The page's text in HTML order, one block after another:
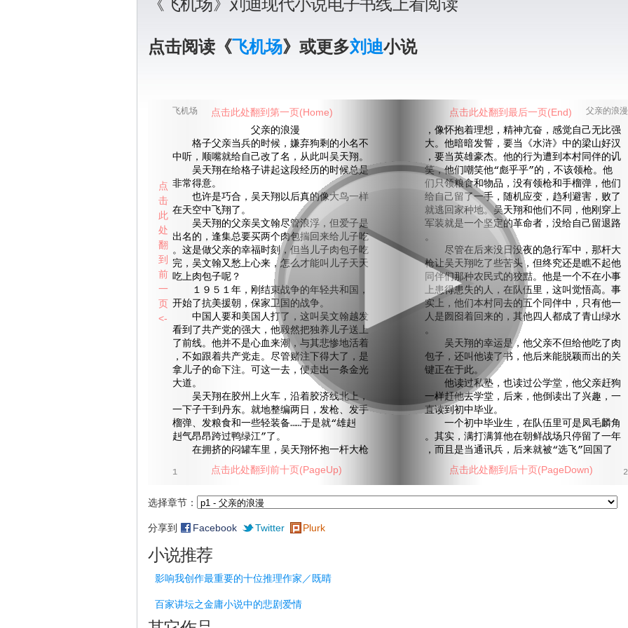
《飞机场》刘迪现代小说电子书线上看阅读
点击阅读《飞机场》或更多刘迪小说
飞机场 父亲的浪漫
父亲的浪漫
格子父亲当兵的时候，嫌弃狗剩的小名不
中听，顺嘴就给自己改了名，从此叫吴天翔。
吴天翔在给格子讲起这段经历的时候总是
非常得意。
也许是巧合，吴天翔以后真的像大鸟一样
在天空中飞翔了。
吴天翔的父亲吴文翰尽管浪浮，但爱子是
出名的，逢集总要买两个肉包揣回来给儿子吃
。这是做父亲的幸福时刻，但当儿子肉包子吃
完，吴文翰又愁上心来，怎么才能叫儿子天天
吃上肉包子呢？
１９５１年，刚结束战争的年轻共和国，
开始了抗美援朝，保家卫国的战争。
中国人要和美国人打了，这叫吴文翰越发
看到了共产党的强大，他毅然把独养儿子送上
了前线。他并不是心血来潮，与其悲惨地活着
，不如跟着共产党走。尽管赌注下得大了，是
拿儿子的命下注。可这一去，便走出一条金光
大道。
吴天翔在胶州上火车，沿着胶济线北上，
一下子干到丹东。就地整编两日，发枪、发手
榴弹、发粮食和一些轻装备……于是就“雄赳
赳气昂昂跨过鸭绿江”了。
在拥挤的闷罐车里，吴天翔怀抱一杆大枪
，像怀抱着理想，精神亢奋，感觉自己无比强
大。他暗暗发誓，要当《水浒》中的梁山好汉
，要当英雄豪杰。他的行为遭到本村同伴的讥
笑，他们嘲笑他“彪乎乎”的，不该领枪。他
们只领粮食和物品，没有领枪和手榴弹，他们
给自己留了一手，随机应变，趋利避害，败了
就逃回家种地。吴天翔和他们不同，他刚穿上
军装就是一个坚定的革命者，没给自己留退路
。
尽管在后来没日没夜的急行军中，那杆大
枪让吴天翔吃了些苦头，但终究还是瞧不起他
同伴们那种农民式的狡黠。他是一个不在小事
上患得患失的人，在队伍里，这叫觉悟高。事
实上，他们本村同去的五个同伴中，只有他一
人是囫囵着回来的，其他四人都成了青山绿水
。
吴天翔的幸运是，他父亲不但给他吃了肉
包子，还叫他读了书，他后来能脱颖而出的关
键正在于此。
他读过私塾，也读过公学堂，他父亲赶狗
一样赶他去学堂，后来，他倒读出了兴趣，一
直读到初中毕业。
一个初中毕业生，在队伍里可是凤毛麟角
。其实，满打满算他在朝鲜战场只停留了一年
，而且是当通讯兵，后来就被“选飞”回国了
1 2
选择章节：
分享到 Facebook Twitter Plurk
点击此处翻到第一页(Home) 点击此处翻到最后一页(End)
点击此处翻到前十页(PageUp) 点击此处翻到后十页(PageDown)
点
击
此
处
翻
到
前
一
页
<-
小说推荐
影响我创作最重要的十位推理作家／既晴
百家讲坛之金庸小说中的悲剧爱情